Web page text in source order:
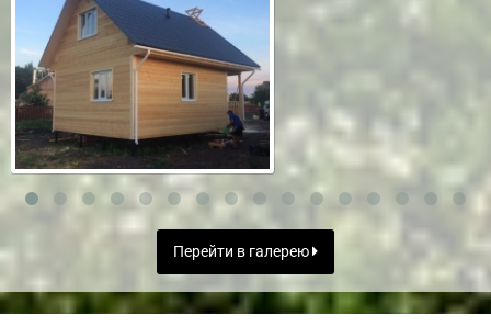
Перейти в галерею